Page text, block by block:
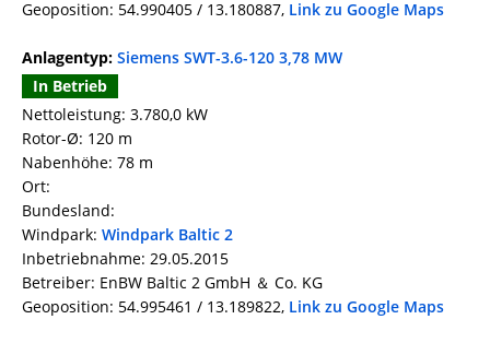
Geoposition: 54.990405 / 13.180887, Link zu Google Maps
Anlagentyp: Siemens SWT-3.6-120 3,78 MW
In Betrieb
Nettoleistung: 3.780,0 kW
Rotor-Ø: 120 m
Nabenhöhe: 78 m
Ort:
Bundesland:
Windpark: Windpark Baltic 2
Inbetriebnahme: 29.05.2015
Betreiber: EnBW Baltic 2 GmbH ＆ Co. KG
Geoposition: 54.995461 / 13.189822, Link zu Google Maps